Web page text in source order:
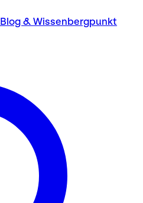
Blog & Wissenbergpunkt